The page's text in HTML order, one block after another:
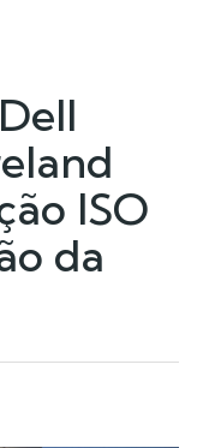
ISO
da